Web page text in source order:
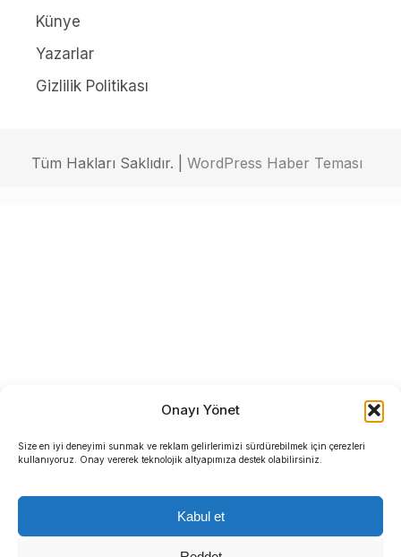
Onayı Yönet
Size en iyi deneyimi sunmak ve reklam gelirlerimizi sürdürebilmek için çerezleri
kullanıyoruz. Onay vererek teknolojik altyapımıza destek olabilirsiniz.
Kabul et
Künye
Yazarlar
Gizlilik Politikası
Tüm Hakları Saklıdır. | WordPress Haber Teması